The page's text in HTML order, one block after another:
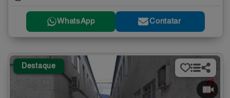
WhatsApp Contatar
Destaque